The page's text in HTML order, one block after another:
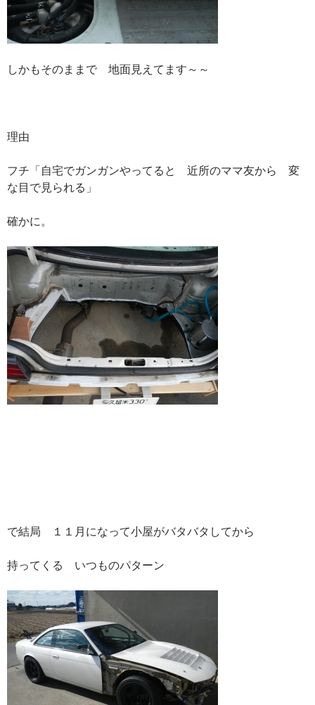
しかもそのままで 地面見えてます～～
理由
フチ「自宅でガンガンやってると 近所のママ友から 変
な目で見られる」
確かに。
で結局 １１月になって小屋がバタバタしてから
持ってくる いつものパターン